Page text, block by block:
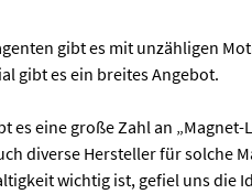
gibt es mit unzähligen
gibt es ein breites Angebot.
es eine große Zahl an „Magnet-
diverse Hersteller für solche
wichtig ist, gefiel uns die